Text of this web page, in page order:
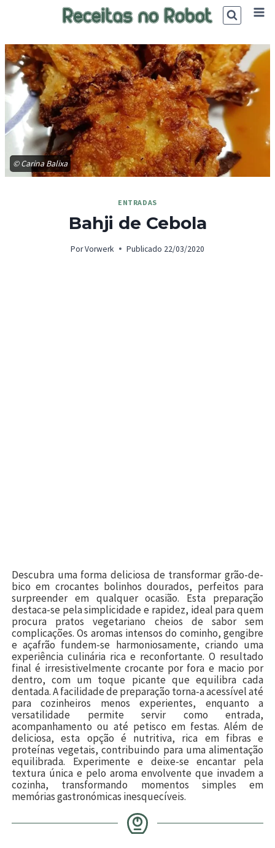
© Carina Balixa
ENTRADAS
Bahji de Cebola
PorVorwerk Publicado 22/03/2020
Descubra uma forma deliciosa de transformar grão-de-
bico em crocantes bolinhos dourados, perfeitos para
surpreender em qualquer ocasião. Esta preparação
destaca-se pela simplicidade e rapidez, ideal para quem
procura pratos vegetariano cheios de sabor sem
complicações. Os aromas intensos do cominho, gengibre
e açafrão fundem-se harmoniosamente, criando uma
experiência culinária rica e reconfortante. O resultado
final é irresistivelmente crocante por fora e macio por
dentro, com um toque picante que equilibra cada
dentada. A facilidade de preparação torna-a acessível até
para cozinheiros menos experientes, enquanto a
versatilidade permite servir como entrada,
acompanhamento ou até petisco em festas. Além de
deliciosa, esta opção é nutritiva, rica em fibras e
proteínas vegetais, contribuindo para uma alimentação
equilibrada. Experimente e deixe-se encantar pela
textura única e pelo aroma envolvente que invadem a
cozinha, transformando momentos simples em
memórias gastronómicas inesquecíveis.